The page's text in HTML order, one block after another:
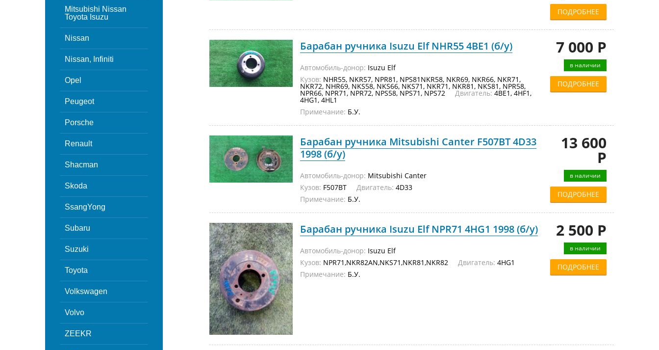
Mitsubishi Nissan
Toyota Isuzu
Nissan
Nissan, Infiniti
Opel
Peugeot
Porsche
Renault
Shacman
Skoda
SsangYong
Subaru
Suzuki
Toyota
Volkswagen
Volvo
ZEEKR
ПОДРОБНЕЕ
Барабан ручника Isuzu Elf NHR55 4BE1 (б/у)
Автомобиль-донор: Isuzu Elf
Кузов: NHR55, NKR57, NPR81, NPS81NKR58, NKR69, NKR66, NKR71,
NKR72, NHR69, NKS58, NKS66, NKS71, NKR71, NKR81, NKS81, NPR58,
NPR66, NPR71, NPR72, NPS58, NPS71, NPS72 Двигатель: 4BE1, 4HF1,
4HG1, 4HL1
Примечание: Б.У.
7 000 Р
в наличии
ПОДРОБНЕЕ
Барабан ручника Mitsubishi Canter F507BT 4D33
1998 (б/у)
Автомобиль-донор: Mitsubishi Canter
Кузов: F507BT Двигатель: 4D33
Примечание: Б.У.
13 600
Р
в наличии
ПОДРОБНЕЕ
Барабан ручника Isuzu Elf NPR71 4HG1 1998 (б/у)
Автомобиль-донор: Isuzu Elf
Кузов: NPR71,NKR82AN,NKS71,NKR81,NKR82 Двигатель: 4HG1
Примечание: Б.У.
2 500 Р
в наличии
ПОДРОБНЕЕ